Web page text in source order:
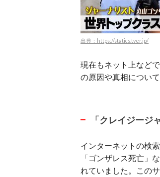
出典：https://statics.tver.jp/
現在もネット上など
の原因や真相について
「クレイジー
インターネットの検
「ゴンザレス死亡」
れていました。この